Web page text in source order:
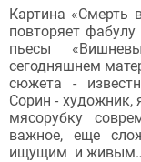
Картина «Смерть
повторяет
пьесы
сегодняшнем
сюжета -
Сорин - художник,
мясорубку
важное, еще
ищущим и